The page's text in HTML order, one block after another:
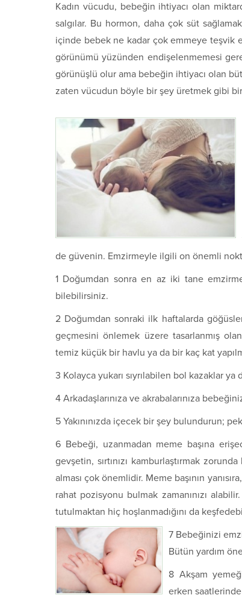
Kadın vücudu, bebeğin ihtiyacı olan
salgılar. Bu hormon, daha çok süt
içinde bebek ne kadar çok emmeye teşvik
görünümü yüzünden endişelenmemesi
görünüşlü olur ama bebeğin ihtiyacı olan
zaten vücudun böyle bir şey üretmek gibi
de güvenin. Emzirmeyle ilgili on önemli
1 Doğumdan sonra en az iki tane
bilebilirsiniz.
2 Doğumdan sonraki ilk haftalarda
geçmesini önlemek üzere tasarlanmış
temiz küçük bir havlu ya da bir kaç kat
3 Kolayca yukarı sıyrılabilen bol kazaklar
4 Arkadaşlarınıza ve akrabalarınıza
5 Yakınınızda içecek bir şey bulundurun;
6 Bebeği, uzanmadan meme başına
gevşetin, sırtınızı kamburlaştırmak
alması çok önemlidir. Meme başının
rahat pozisyonu bulmak zamanınızı
tutulmaktan hiç hoşlanmadığını da
7 Bebeğinizi
Bütün yardım
8 Akşam
erken saatlerinde